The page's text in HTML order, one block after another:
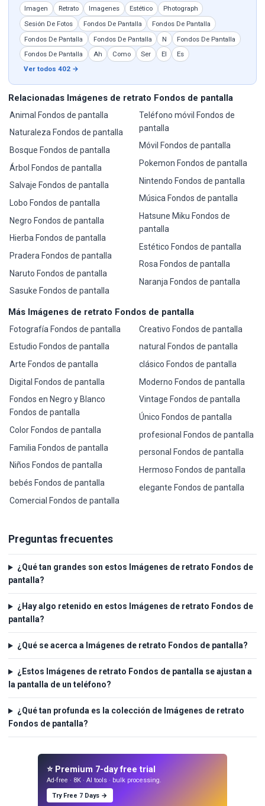
Imagen Retrato Imagenes Estético
Photograph
Sesión De Fotos
Fondos De Pantalla
Fondos De Pantalla
Fondos De Pantalla
Fondos De Pantalla N
Fondos De Pantalla
Fondos De Pantalla
Ah Como Ser El
Es
Ver todos 402 →
Relacionadas Imágenes de retrato Fondos de pantalla
Animal Fondos de pantalla
Naturaleza Fondos de pantalla
Bosque Fondos de pantalla
Árbol Fondos de pantalla
Salvaje Fondos de pantalla
Lobo Fondos de pantalla
Negro Fondos de pantalla
Hierba Fondos de pantalla
Pradera Fondos de pantalla
Naruto Fondos de pantalla
Sasuke Fondos de pantalla
Teléfono móvil Fondos de
pantalla
Móvil Fondos de pantalla
Pokemon Fondos de pantalla
Nintendo Fondos de pantalla
Música Fondos de pantalla
Hatsune Miku Fondos de
pantalla
Estético Fondos de pantalla
Rosa Fondos de pantalla
Naranja Fondos de pantalla
Más Imágenes de retrato Fondos de pantalla
Fotografía Fondos de pantalla
Estudio Fondos de pantalla
Arte Fondos de pantalla
Digital Fondos de pantalla
Fondos en Negro y Blanco
Fondos de pantalla
Color Fondos de pantalla
Familia Fondos de pantalla
Niños Fondos de pantalla
bebés Fondos de pantalla
Comercial Fondos de pantalla
Creativo Fondos de pantalla
natural Fondos de pantalla
clásico Fondos de pantalla
Moderno Fondos de pantalla
Vintage Fondos de pantalla
Único Fondos de pantalla
profesional Fondos de pantalla
personal Fondos de pantalla
Hermoso Fondos de pantalla
elegante Fondos de pantalla
Preguntas frecuentes
¿Qué tan grandes son estos Imágenes de retrato Fondos de
pantalla?
¿Hay algo retenido en estos Imágenes de retrato Fondos de
pantalla?
¿Qué se acerca a Imágenes de retrato Fondos de pantalla?
¿Estos Imágenes de retrato Fondos de pantalla se ajustan a
la pantalla de un teléfono?
¿Qué tan profunda es la colección de Imágenes de retrato
Fondos de pantalla?
⭐ Premium 7-day free trial
Ad-free · 8K · AI tools · bulk processing.
Try Free 7 Days →